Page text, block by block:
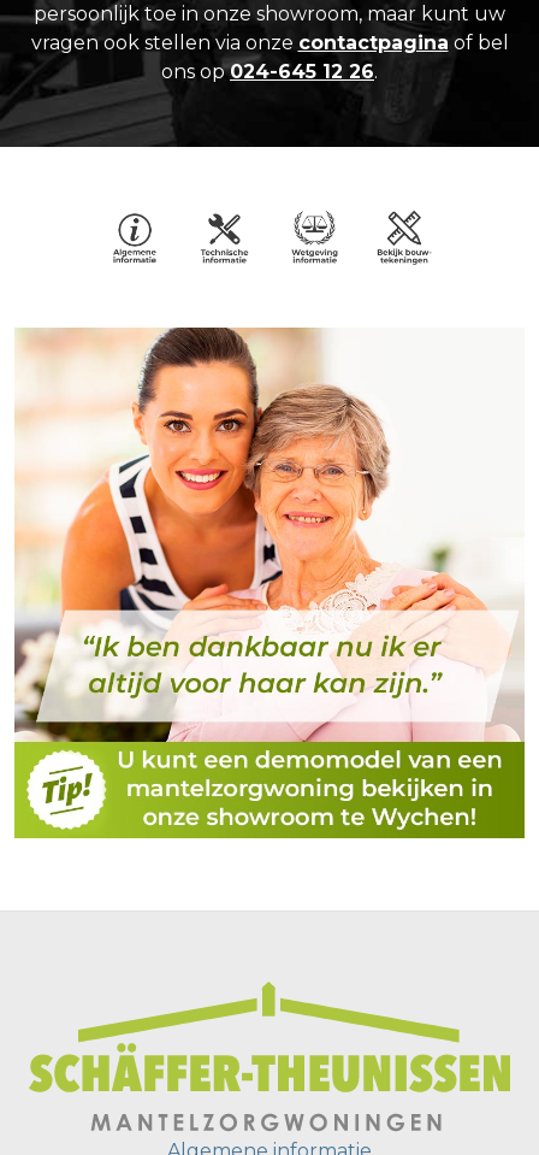
persoonlijk toe in onze showroom, maar kunt uw
vragen ook stellen via onze contactpagina of bel
ons op024-645 12 26.